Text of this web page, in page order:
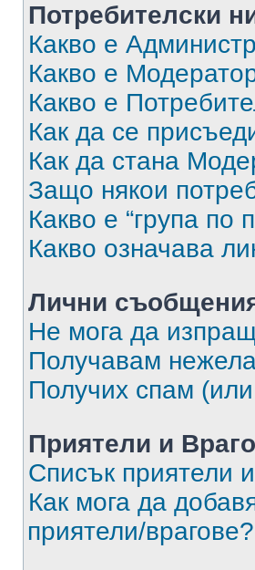
Потребителски
Какво е
Какво е
Какво е
Как да се
Как да стана
Защо някои
Какво е “група по
Какво означава
Лични
Не мога да
Получавам
Получих спам
Приятели и
Списък приятели
Как мога да
приятели/врагове?